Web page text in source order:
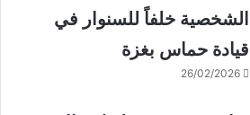
الشخصية خلفاً للسنوار في
قيادة حماس بغزة
26/02/2026